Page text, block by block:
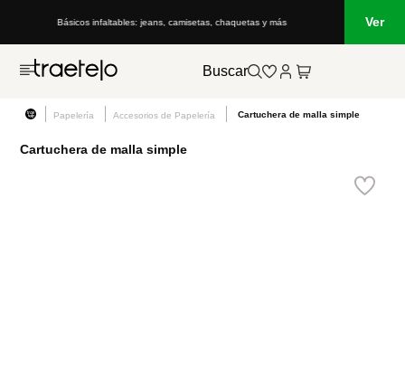
Básicos infaltables: jeans, camisetas, chaquetas y más Ver
Buscar
Papelería Accesorios de Papelería Cartuchera de malla simple
Cartuchera de malla simple